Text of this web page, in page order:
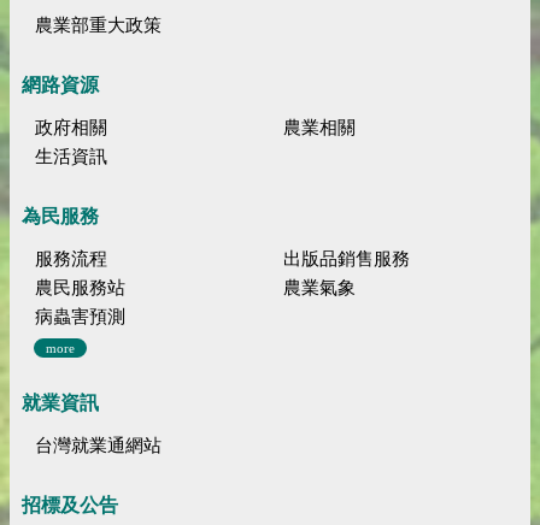
農業部重大政策
網路資源
政府相關
農業相關
生活資訊
為民服務
服務流程
出版品銷售服務
農民服務站
農業氣象
病蟲害預測
more
就業資訊
台灣就業通網站
招標及公告